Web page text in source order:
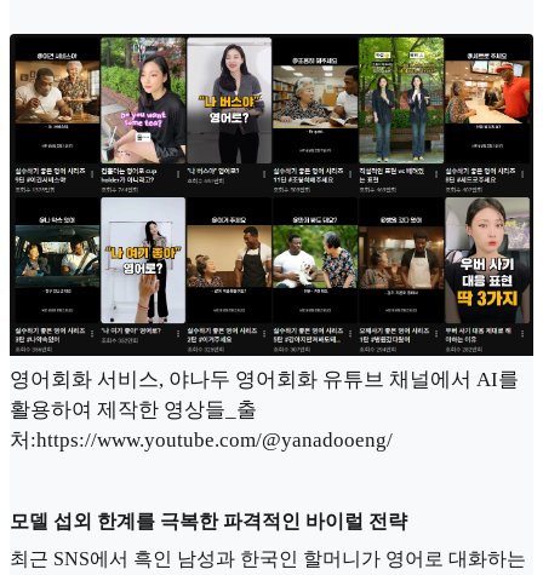
영어회화 서비스, 야나두 영어회화 유튜브 채널에서 AI를
활용하여 제작한 영상들_출
처:https://www.youtube.com/@yanadooeng/
모델 섭외 한계를 극복한 파격적인 바이럴 전략
최근 SNS에서 흑인 남성과 한국인 할머니가 영어로 대화하는